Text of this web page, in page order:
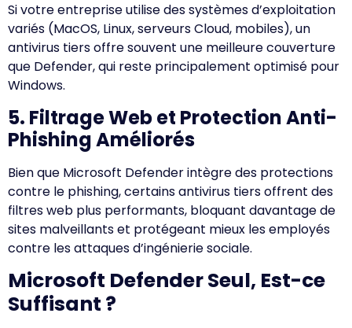
Si votre entreprise utilise des systèmes d’exploitation
variés (MacOS, Linux, serveurs Cloud, mobiles), un
antivirus tiers offre souvent une meilleure couverture
que Defender, qui reste principalement optimisé pour
Windows.
5. Filtrage Web et Protection Anti-
Phishing Améliorés
Bien que Microsoft Defender intègre des protections
contre le phishing, certains antivirus tiers offrent des
filtres web plus performants, bloquant davantage de
sites malveillants et protégeant mieux les employés
contre les attaques d’ingénierie sociale.
Microsoft Defender Seul, Est-ce
Suffisant ?